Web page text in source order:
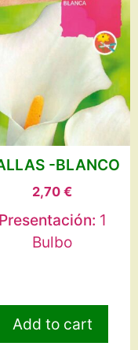
-BLANCO
2,70 €
Presentación: 1
Bulbo
Add to cart